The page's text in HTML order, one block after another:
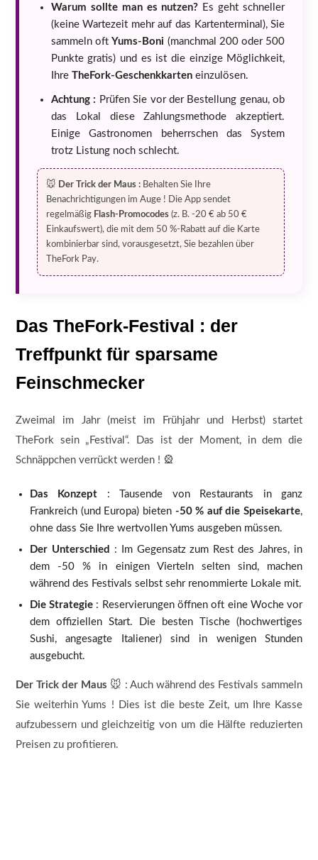
Warum sollte man es nutzen? Es geht schneller
(keine Wartezeit mehr auf das Kartenterminal), Sie
sammeln oftYums-Boni (manchmal 200 oder 500
Punkte gratis) und es ist die einzige Möglichkeit,
Ihre TheFork-Geschenkkarteneinzulösen.
Achtung : Prüfen Sie vor der Bestellung genau, ob
das Lokal diese Zahlungsmethode akzeptiert.
Einige Gastronomen beherrschen das System
trotz Listung noch schlecht.
🐭 Der Trick der Maus :Behalten Sie Ihre
Benachrichtigungen im Auge ! Die App sendet
regelmäßig Flash-Promocodes(z. B. -20 € ab 50 €
Einkaufswert), die mit dem 50 %-Rabatt auf die Karte
kombinierbar sind, vorausgesetzt, Sie bezahlen über
TheFork Pay.
Das TheFork-Festival : der
Treffpunkt für sparsame
Feinschmecker
Zweimal im Jahr (meist im Frühjahr und Herbst) startet
TheFork sein „Festival“. Das ist der Moment, in dem die
Schnäppchen verrückt werden ! 🎡
Das Konzept : Tausende von Restaurants in ganz
Frankreich (und Europa) bieten -50 % auf die Speisekarte,
ohne dass Sie Ihre wertvollen Yums ausgeben müssen.
Der Unterschied
: Im Gegensatz zum Rest des Jahres, in
dem -50 % in einigen Vierteln selten sind, machen
während des Festivals selbst sehr renommierte Lokale mit.
Die Strategie : Reservierungen öffnen oft eine Woche vor
dem offiziellen Start. Die besten Tische (hochwertiges
Sushi, angesagte Italiener) sind in wenigen Stunden
ausgebucht.
Der Trick der Maus 🐭 : Auch während des Festivals sammeln
Sie weiterhin Yums ! Dies ist die beste Zeit, um Ihre Kasse
aufzubessern und gleichzeitig von um die Hälfte reduzierten
Preisen zu profitieren.